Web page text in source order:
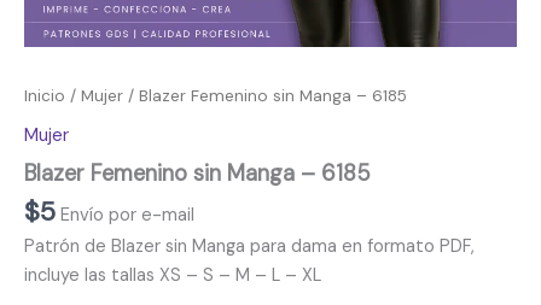
Inicio / Mujer / Blazer Femenino sin Manga – 6185
Mujer
Blazer Femenino sin Manga – 6185
$5 Envío por e-mail
Patrón de Blazer sin Manga para dama en formato PDF,
incluye las tallas XS – S – M – L – XL